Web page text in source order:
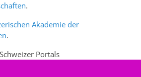
.
Akademie der
.
Portals